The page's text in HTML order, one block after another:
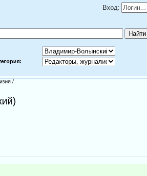
Вход:
/